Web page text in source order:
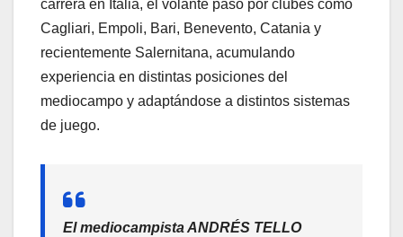
carrera en Italia, el volante pasó por clubes como
Cagliari, Empoli, Bari, Benevento, Catania y
recientemente Salernitana, acumulando
experiencia en distintas posiciones del
mediocampo y adaptándose a distintos sistemas
de juego.
El mediocampista ANDRÉS TELLO